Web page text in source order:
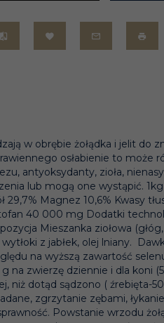
w obrębie żołądka i jelit do
osłabienie to może
antyoksydanty, zioła,
lub mogą one wystąpić.
29,7% Magnez 10,6% Kwasy
40 000 mg Dodatki
Mieszanka ziołowa
z jabłek, olej lniany.
na wyższą zawartość
na zwierzę dziennie i dla koni
niż dotąd sądzono ( źrebięta-
zgrzytanie zębami,
Powstanie wrzodu